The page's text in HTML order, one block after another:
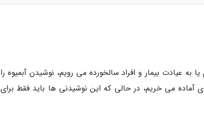
عیادت بیمار و افراد سالخورده می رویم، نوشیدن آبمیوه را
آماده می خریم، در حالی که این نوشیدنی ها باید فقط برای